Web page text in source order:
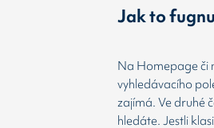
Jak to
Na Homepage či
vyhledávacího
zajímá. Ve druhé
hledáte. Jestli